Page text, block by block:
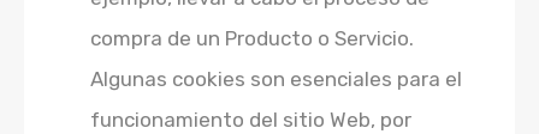
compra de un Producto o Servicio.
Algunas cookies son esenciales para el
funcionamiento del sitio Web, por